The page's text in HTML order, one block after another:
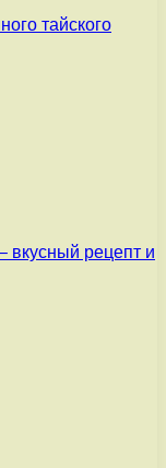
тайского
вкусный рецепт и